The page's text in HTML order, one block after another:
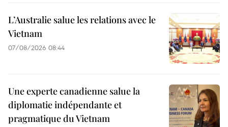
L’Australie salue les relations avec le
Vietnam
07/08/2026 08:44
Une experte canadienne salue la
diplomatie indépendante et
pragmatique du Vietnam